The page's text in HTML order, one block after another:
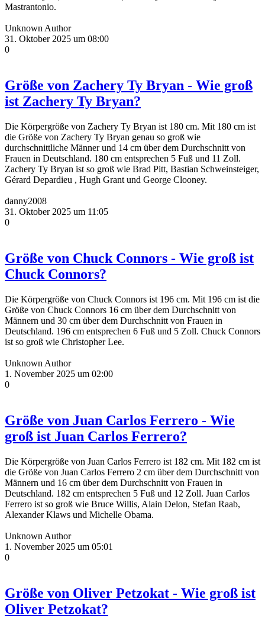
Mastrantonio.
Unknown Author
31. Oktober 2025 um 08:00
0
Größe von Zachery Ty Bryan - Wie groß
ist Zachery Ty Bryan?
Die Körpergröße von Zachery Ty Bryan ist 180 cm. Mit 180 cm ist
die Größe von Zachery Ty Bryan genau so groß wie
durchschnittliche Männer und 14 cm über dem Durchschnitt von
Frauen in Deutschland. 180 cm entsprechen 5 Fuß und 11 Zoll.
Zachery Ty Bryan ist so groß wie Brad Pitt, Bastian Schweinsteiger,
Gérard Depardieu , Hugh Grant und George Clooney.
danny2008
31. Oktober 2025 um 11:05
0
Größe von Chuck Connors - Wie groß ist
Chuck Connors?
Die Körpergröße von Chuck Connors ist 196 cm. Mit 196 cm ist die
Größe von Chuck Connors 16 cm über dem Durchschnitt von
Männern und 30 cm über dem Durchschnitt von Frauen in
Deutschland. 196 cm entsprechen 6 Fuß und 5 Zoll. Chuck Connors
ist so groß wie Christopher Lee.
Unknown Author
1. November 2025 um 02:00
0
Größe von Juan Carlos Ferrero - Wie
groß ist Juan Carlos Ferrero?
Die Körpergröße von Juan Carlos Ferrero ist 182 cm. Mit 182 cm ist
die Größe von Juan Carlos Ferrero 2 cm über dem Durchschnitt von
Männern und 16 cm über dem Durchschnitt von Frauen in
Deutschland. 182 cm entsprechen 5 Fuß und 12 Zoll. Juan Carlos
Ferrero ist so groß wie Bruce Willis, Alain Delon, Stefan Raab,
Alexander Klaws und Michelle Obama.
Unknown Author
1. November 2025 um 05:01
0
Größe von Oliver Petzokat - Wie groß ist
Oliver Petzokat?